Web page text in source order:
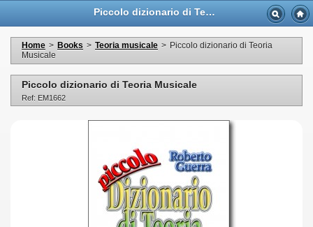
Piccolo dizionario di Teoria Musicale - Casa Musicale Eco
Home > Books > Teoria musicale > Piccolo dizionario di Teoria
Musicale
Piccolo dizionario di Teoria Musicale
Ref: EM1662